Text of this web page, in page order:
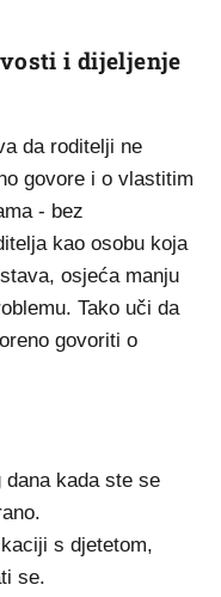
i dijeljenje
da roditelji ne
govore i o vlastitim
- bez
kao osobu koja
osjeća manju
Tako uči da
govoriti o
kada ste se
s djetetom,
se.